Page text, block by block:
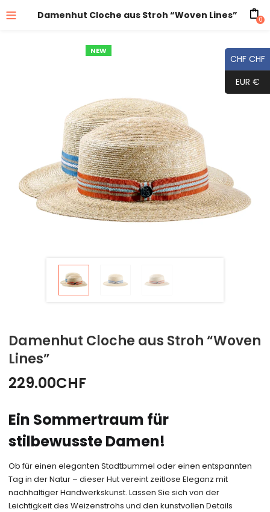
Damenhut Cloche aus Stroh “Woven Lines” 0
NEW
Damenhut Cloche aus Stroh “Woven
Lines”
229.00CHF
Ein Sommertraum für
stilbewusste Damen!
Ob für einen eleganten Stadtbummel oder einen entspannten
Tag in der Natur – dieser Hut vereint zeitlose Eleganz mit
nachhaltiger Handwerkskunst. Lassen Sie sich von der
Leichtigkeit des Weizenstrohs und den kunstvollen Details
CHF CHF
EUR €